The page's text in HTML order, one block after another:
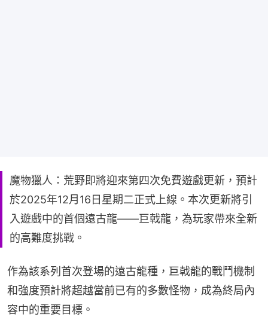
魔物獵人：荒野即將迎來第四次免費遊戲更新，預計
於2025年12月16日星期二正式上線。本次更新將引
入遊戲中的首個遠古龍——巨戟龍，為玩家帶來全新
的高難度挑戰。
作為該系列首次登場的遠古龍種，巨戟龍的戰鬥機制
和強度預計將超越當前已有的多數怪物，成為終局內
容中的重要目標。